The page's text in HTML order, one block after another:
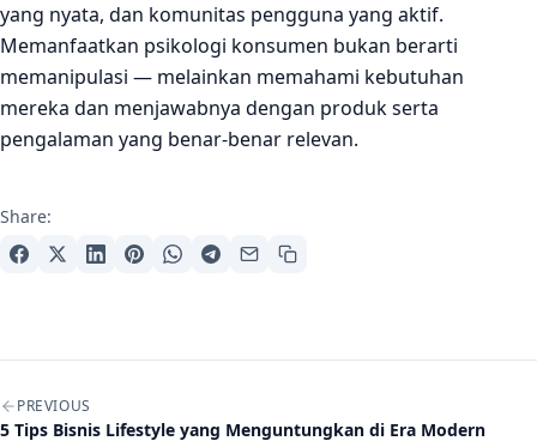
yang nyata, dan komunitas pengguna yang aktif.
Memanfaatkan psikologi konsumen bukan berarti
memanipulasi — melainkan memahami kebutuhan
mereka dan menjawabnya dengan produk serta
pengalaman yang benar-benar relevan.
Share:
Post navigation
PREVIOUS
5 Tips Bisnis Lifestyle yang Menguntungkan di Era Modern